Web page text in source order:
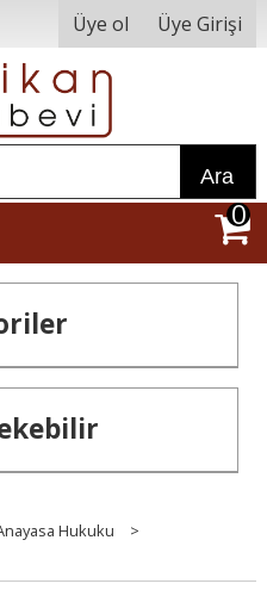
Üye ol Üye Girişi
Ara
0
Hukuku
>